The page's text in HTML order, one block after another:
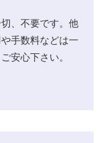
、不要です。他
手数料などは一
安心下さい。